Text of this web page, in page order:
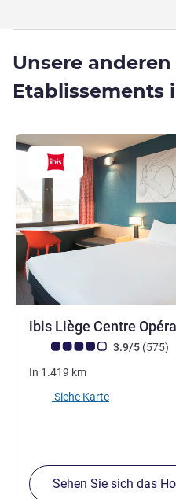
Unsere anderen
Etablissements
ibis Liège Centre Opéra
Note Kundenmeinungen
3.9/5 (575)
In 1.419 km
Siehe Karte
Sehen Sie sich das